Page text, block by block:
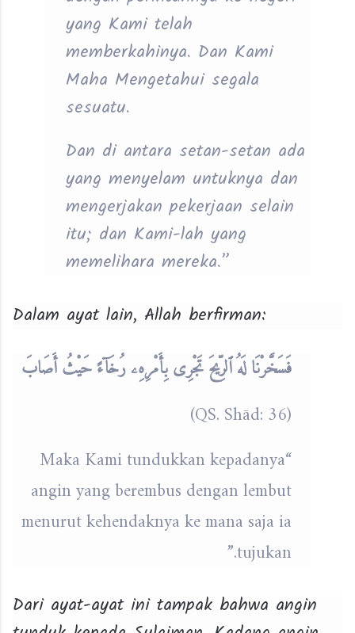
yang Kami telah
memberkahinya. Dan Kami
Maha Mengetahui segala
sesuatu.
Dan di antara setan-setan ada
yang menyelam untuknya dan
mengerjakan pekerjaan selain
itu; dan Kami-lah yang
memelihara mereka.”
Dalam ayat lain, Allah berfirman:
فَسَخَّرْنَا لَهُ ٱلرِّيحَ تَجْرِى بِأَمْرِهِۦ رُخَآءً حَيْثُ أَصَابَ
(QS. Shād: 36)
“Maka Kami tundukkan kepadanya
angin yang berembus dengan lembut
menurut kehendaknya ke mana saja ia
tujukan.”
Dari ayat-ayat ini tampak bahwa angin